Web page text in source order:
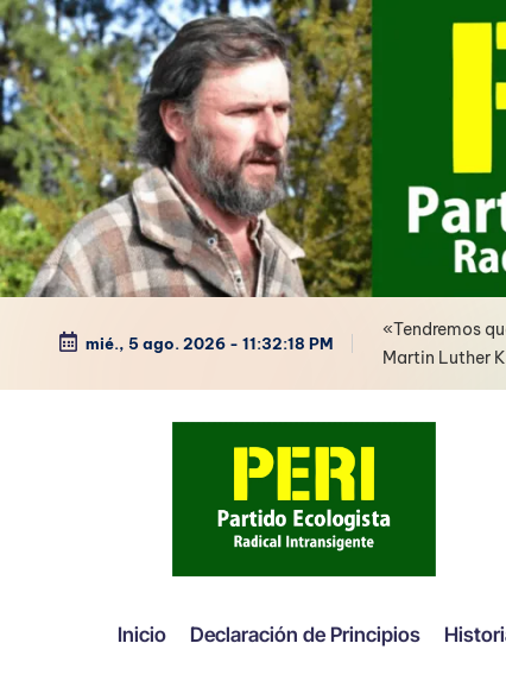
Saltar
al
contenido
mié., 5 ago. 2026 - 11:32:19 PM
«Tendremos
Martin Luther
Inicio Declaración de Principios